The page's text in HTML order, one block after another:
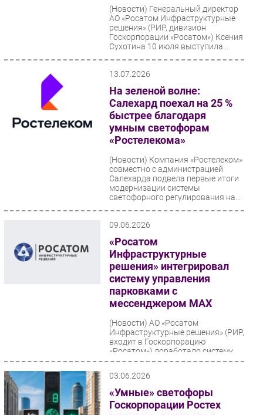
(Новости) Генеральный директор
АО «Росатом Инфраструктурные
решения» (РИР, дивизион
Госкорпорации «Росатом») Ксения
Сухотина 10 июля выступила...
13.07.2026
На зеленой волне:
Салехард поехал на 25 %
быстрее благодаря
умным светофорам
«Ростелекома»
(Новости) Компания «Ростелеком»
совместно с администрацией
Салехарда подвела первые итоги
модернизации системы
светофорного регулирования на...
09.06.2026
«Росатом
Инфраструктурные
решения» интегрировал
систему управления
парковками с
мессенджером МАХ
(Новости) АО «Росатом
Инфраструктурные решения» (РИР,
входит в Госкорпорацию
«Росатом») доработало систему
«Умные парковки» для
03.06.2026
«Умные» светофоры
Госкорпорации Ростех